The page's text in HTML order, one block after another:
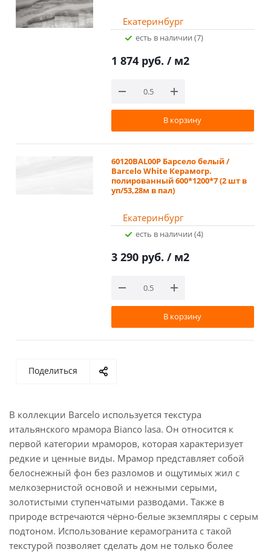
Екатеринбург
Есть в наличии (7)
1 874 руб. / м2
В корзину
60120BAL00P Барсело белый /
Barcelo White Керамогр.
полированный 600*1200*7 (2 шт в
уп/53,28м в пал)
Екатеринбург
Есть в наличии (4)
3 290 руб. / м2
В корзину
Поделиться
В коллекции Barcelo используется текстура
итальянского мрамора Bianco lasa. Он относится к
первой категории мраморов, которая характеризует
редкие и ценные виды. Мрамор представляет собой
белоснежный фон без разломов и ощутимых жил с
мелкозернистой основой и нежными серыми,
золотистыми ступенчатыми разводами. Также в
природе встречаются чёрно-белые экземпляры с серым
подтоном. Использование керамогранита с такой
текстурой позволяет сделать дом не только более